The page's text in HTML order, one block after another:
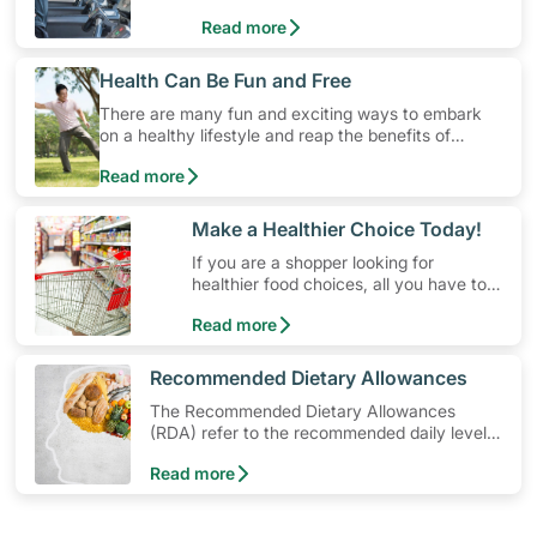
Read more
​Health Can Be Fun and Free
There are many fun and exciting ways to embark
on a healthy lifestyle and reap the benefits of
physical activity without having to spend a ton of
money. Engaging in at least 150-300 minutes of
prevent Type-2 diabetes, heart disease and high
blood pressure. Check out these 4 low-cost yet fun
ideas that can get you moving!
Read more
​Make a Healthier Choice Today!
If you are a shopper looking for
healthier food choices, all you have to
Choice Symbol
Read more
​Recommended Dietary Allowances
The Recommended Dietary Allowances
(RDA) refer to the recommended daily levels
healthy individuals in a particular age and
Read more